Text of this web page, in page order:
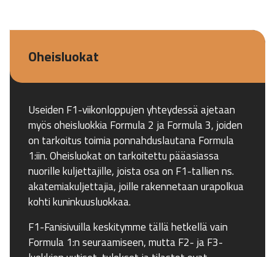
Oheisluokat
Useiden F1-viikonloppujen yhteydessä ajetaan
myös oheisluokkia Formula 2 ja Formula 3, joiden
on tarkoitus toimia ponnahduslautana Formula
1:iin. Oheisluokat on tarkoitettu pääasiassa
nuorille kuljettajille, joista osa on F1-tallien ns.
akatemiakuljettajia, joille rakennetaan urapolkua
kohti kuninkuusluokkaa.
F1-Fanisivuilla keskitymme tällä hetkellä vain
Formula 1:n seuraamiseen, mutta F2- ja F3-